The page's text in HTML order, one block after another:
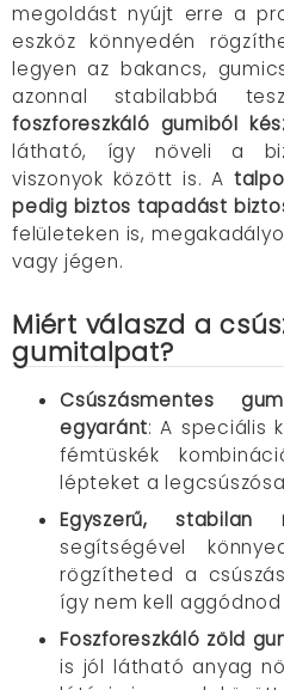
megoldást nyújt erre a
eszköz könnyedén
legyen az bakancs,
azonnal stabilabbá
foszforeszkáló gumiból
látható, így növeli a
viszonyok között is. A
pedig biztos tapadást
felületeken is,
vagy jégen.
Miért válaszd a
gumitalpat?
Csúszásmentes
egyaránt:A speciális
fémtüskék
lépteket a
Egyszerű, stabilan
segítségével
rögzítheted a
így nem kell
Foszforeszkáló zöld
is jól látható anyag